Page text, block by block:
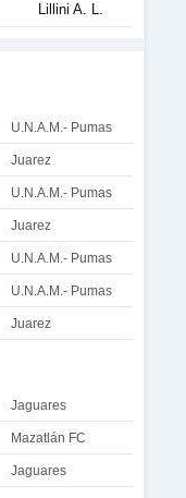
Lillini A. L.
U.N.A.M.- Pumas
Juarez
U.N.A.M.- Pumas
Juarez
U.N.A.M.- Pumas
U.N.A.M.- Pumas
Juarez
Jaguares
Mazatlán FC
Jaguares